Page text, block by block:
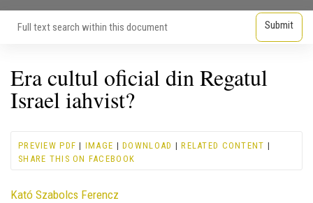
Era cultul oficial din Regatul
Israel iahvist?
PREVIEW PDF | IMAGE |DOWNLOAD |RELATED CONTENT |
SHARE THIS ON FACEBOOK
Contributor
Kató Szabolcs Ferencz